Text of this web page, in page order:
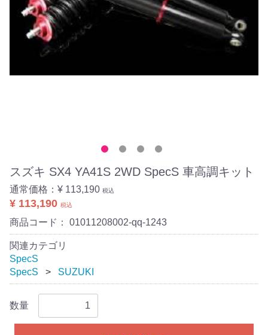
スズキ SX4 YA41S 2WD SpecS 車高調キット
通常価格： ¥ 113,190 税込
¥ 113,190 税込
商品コード： 01011208002-qq-1243
関連カテゴリ
SpecS
SpecS
SUZUKI
数量